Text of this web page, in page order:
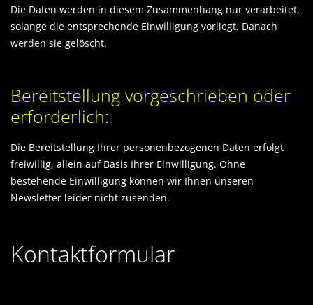
Die Daten werden in diesem Zusammenhang nur verarbeitet,
solange die entsprechende Einwilligung vorliegt. Danach
werden sie gelöscht.
Bereitstellung vorgeschrieben oder
erforderlich:
Die Bereitstellung Ihrer personenbezogenen Daten erfolgt
freiwillig, allein auf Basis Ihrer Einwilligung. Ohne
bestehende Einwilligung können wir Ihnen unseren
Newsletter leider nicht zusenden.
Kontaktformular